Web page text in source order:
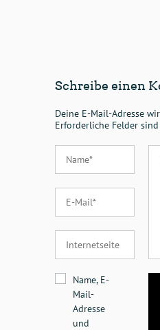
Schreibe einen
Deine E-Mail-Adresse
Erforderliche Felder
Name, E-
Mail-
Adresse
und